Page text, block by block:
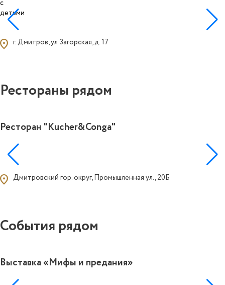
г. Дмитров, ул Загорская, д. 17
Рестораны рядом
Ресторан "Kucher&Conga"
Дмитровский гор. округ, Промышленная ул., 20Б
События рядом
Выставка «Мифы и предания»